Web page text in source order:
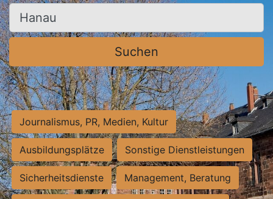
Ort, Stadt
Suchen
Journalismus, PR, Medien, Kultur
Ausbildungsplätze Sonstige Dienstleistungen
Sicherheitsdienste Management, Beratung